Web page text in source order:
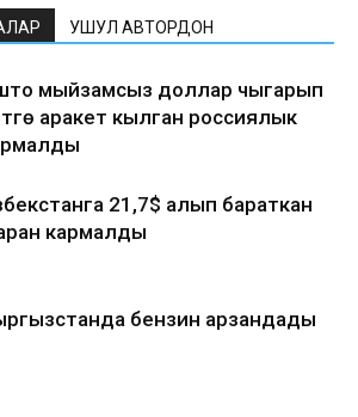
УШУЛ АВТОРДОН
мыйзамсыз доллар чыгарып
аракет кылган россиялык
21,7$ алып бараткан
кармалды
бензин арзандады